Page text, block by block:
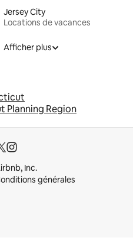
Jersey City
Locations de vacances
Afficher plus
Planning Region
Inc.
générales